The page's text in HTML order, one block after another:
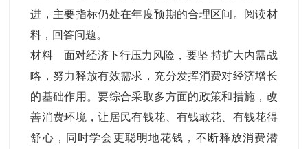
进，主要指标仍处在年度预期的合理区间。阅读材
料，回答问题。
材料 面对经济下行压力风险，要坚 持扩大内需战
略，努力释放有效需求，充分发挥消费对经济增长
的基础作用。要综合采取多方面的政策和措施，改
善消费环境，让居民有钱花、有钱敢花、有钱花得
舒心，同时学会更聪明地花钱，不断释放消费潜